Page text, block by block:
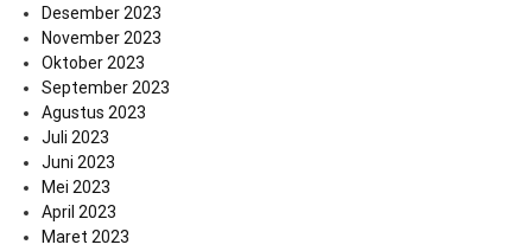
Desember 2023
November 2023
Oktober 2023
September 2023
Agustus 2023
Juli 2023
Juni 2023
Mei 2023
April 2023
Maret 2023